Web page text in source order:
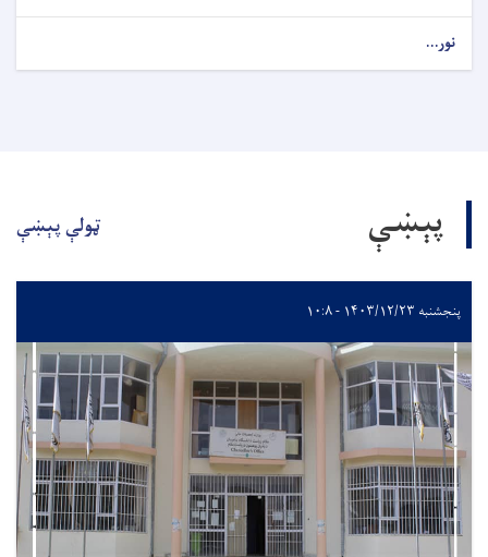
نور...
پېښې ټولې پېښې
پنجشنبه ۱۴۰۳/۱۲/۲۳ - ۱۰:۸